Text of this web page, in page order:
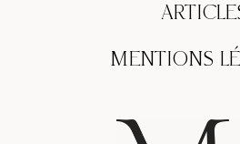
MENTIONS